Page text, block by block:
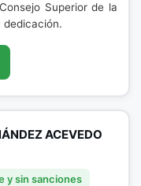
Superior de la
ACEVEDO
y sin sanciones